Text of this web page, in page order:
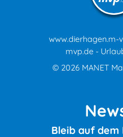
www.dierhagen.m-
mvp.de -
© 2026 MANET
Bleib auf dem